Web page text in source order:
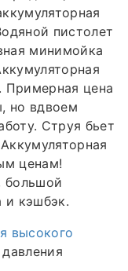
пистолет
минимойка
Примерная цена
но вдвоем
Струя бьет
ценам!
большой
и кэшбэк.
высокого